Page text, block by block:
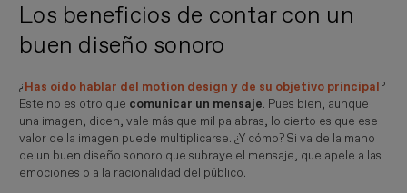
Los beneficios de contar con un
buen diseño sonoro
¿Has oído hablar del motion design y de su objetivo principal?
Este no es otro que comunicar un mensaje. Pues bien, aunque
una imagen, dicen, vale más que mil palabras, lo cierto es que ese
valor de la imagen puede multiplicarse. ¿Y cómo? Si va de la mano
de un buen diseño sonoro que subraye el mensaje, que apele a las
emociones o a la racionalidad del público.